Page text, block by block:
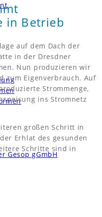
Gesop gGmbH
in Betrieb
auf dem Dach der
in der Dresdner
Nun produzieren wir
zum Eigenverbrauch. Auf
Strommenge,
ins Stromnetz
großen Schritt in
Erhlat des gesunden
Schritte sind in